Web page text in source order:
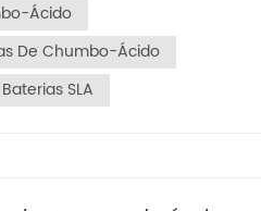
"tarifas recíprocas".
pedidos para pequenas e
transbordo do Sudeste
as oportunidades de
Ácido
De Chumbo-Ácido
SLA